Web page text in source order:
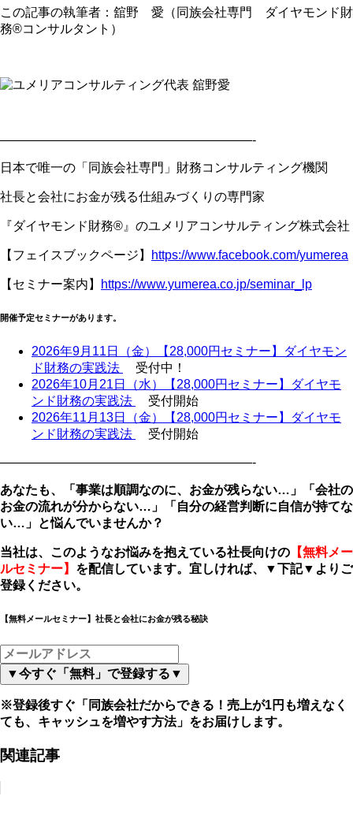
この記事の執筆者：舘野 愛（同族会社専門 ダイヤモンド財
務®コンサルタント）
————————————————————-
日本で唯一の「同族会社専門」財務コンサルティング機関
社長と会社にお金が残る仕組みづくりの専門家
『ダイヤモンド財務®』のユメリアコンサルティング株式会社
【フェイスブックページ】 https://www.facebook.com/yumerea
【セミナー案内】 https://www.yumerea.co.jp/seminar_lp
開催予定セミナーがあります。
2026年9月11日（金）【28,000円セミナー】ダイヤモン
ド財務の実践法
受付中！
2026年10月21日（水）【28,000円セミナー】ダイヤモ
ンド財務の実践法
受付開始
2026年11月13日（金）【28,000円セミナー】ダイヤモ
ンド財務の実践法
受付開始
————————————————————-
あなたも、「事業は順調なのに、お金が残らない… 」「会社の
お金の流れが分からない… 」「自分の経営判断に自信が持てな
い… 」と悩んでいませんか？
当社は、このようなお悩みを抱えている社長向けの 【無料メー
ルセミナー】 を配信しています。宜しければ、 ▼下記▼ よりご
登録ください。
【無料メールセミナー】社長と会社にお金が残る秘訣
▼今すぐ「無料」で登録する▼
※登録後すぐ「同族会社だからできる！売上が1円も増えなく
ても、キャッシュを増やす方法」をお届けします。
関連記事